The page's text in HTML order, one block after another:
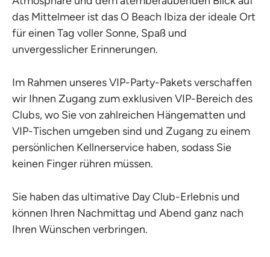
das Mittelmeer ist das O Beach Ibiza der ideale Ort
für einen Tag voller Sonne, Spaß und
unvergesslicher Erinnerungen.
Im Rahmen unseres VIP-Party-Pakets verschaffen
wir Ihnen Zugang zum exklusiven VIP-Bereich des
Clubs, wo Sie von zahlreichen Hängematten und
VIP-Tischen umgeben sind und Zugang zu einem
persönlichen Kellnerservice haben, sodass Sie
keinen Finger rühren müssen.
Sie haben das ultimative Day Club-Erlebnis und
können Ihren Nachmittag und Abend ganz nach
Ihren Wünschen verbringen.